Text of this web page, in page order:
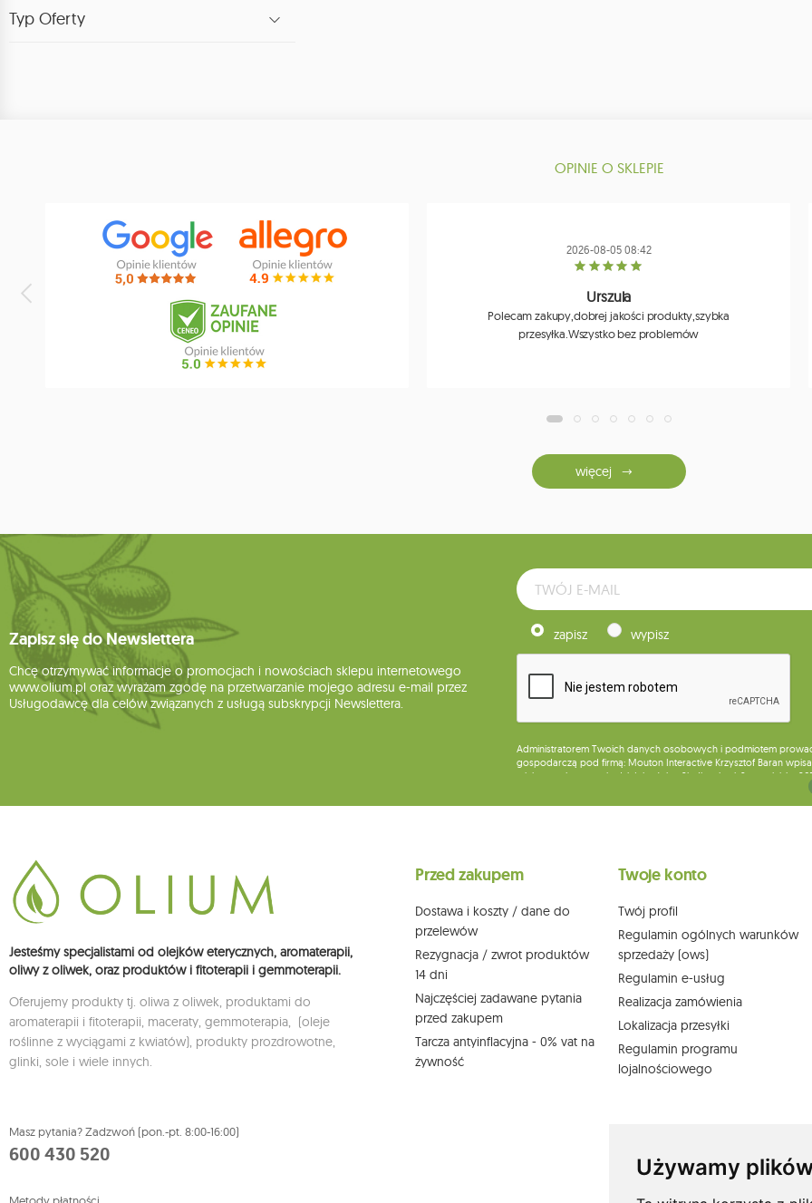
Używamy
Typ Oferty
OPINIE O SKLEPIE
2026-08-05 08:42
Urszula
Polecam zakupy,dobrej jakości produkty,szybka
przesyłka.Wszystko bez problemów
więcej
Zapisz się do Newslettera
Chcę otrzymywać informacje o promocjach i nowościach sklepu internetowego
www.olium.pl oraz wyrażam zgodę na przetwarzanie mojego adresu e-mail przez
Usługodawcę dla celów związanych z usługą subskrypcji Newslettera.
zapisz wypisz
Administratorem Twoich danych osobowych i podmiotem
gospodarczą pod firmą: Mouton Interactive Krzysztof Baran
miejsca wykonywania działalności w Siedlcach, ul. Starowiejska
Dane będą przetwarzane w celu wysyłki newslettera i
działem obsługi klienta Mouton Interactive pod adresem e-mail
Jesteśmy specjalistami od olejków eterycznych, aromaterapii,
oliwy z oliwek, oraz produktów i fitoterapii i gemmoterapii.
Oferujemy produkty tj. oliwa z oliwek, produktami do
aromaterapii i fitoterapii, maceraty, gemmoterapia, (oleje
roślinne z wyciągami z kwiatów), produkty prozdrowotne,
glinki, sole i wiele innych.
Masz pytania? Zadzwoń (pon.-pt. 8:00-16:00)
600 430 520
Przed zakupem
Dostawa i koszty / dane do
przelewów
Rezygnacja / zwrot produktów
14 dni
Najczęściej zadawane pytania
przed zakupem
Tarcza antyinflacyjna - 0% vat na
żywność
Twoje konto
Twój profil
Regulamin ogólnych warunków
sprzedaży (ows)
Regulamin e-usług
Realizacja zamówienia
Lokalizacja przesyłki
Regulamin programu
lojalnościowego